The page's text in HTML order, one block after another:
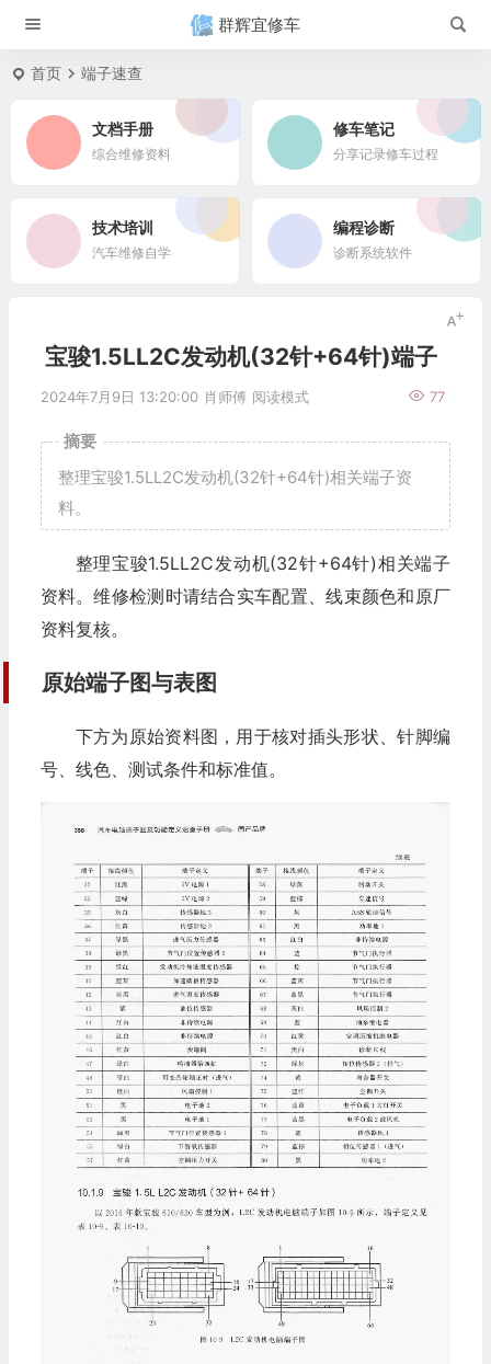
群辉宜修车
首页 端子速查
文档手册
综合维修资料
修车笔记
分享记录修车过程
技术培训
汽车维修自学
编程诊断
诊断系统软件
宝骏1.5LL2C发动机(32针+64针)端子
2024年7月9日 13:20:00 肖师傅 77
阅读模式
摘要
整理宝骏1.5LL2C发动机(32针+64针)相关端子资
料。
整理宝骏1.5LL2C发动机(32针+64针)相关端子
资料。维修检测时请结合实车配置、线束颜色和原厂
资料复核。
原始端子图与表图
下方为原始资料图，用于核对插头形状、针脚编
号、线色、测试条件和标准值。